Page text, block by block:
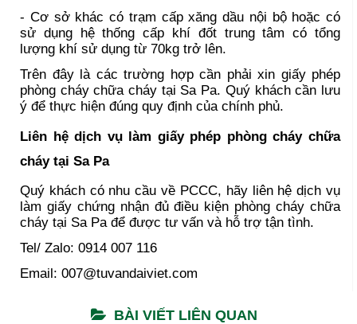
- Cơ sở khác có trạm cấp xăng dầu nội bộ hoặc có
sử dụng hệ thống cấp khí đốt trung tâm có tổng
lượng khí sử dụng từ 70kg trở lên.
Trên đây là các trường hợp cần phải xin giấy phép
phòng cháy chữa cháy tại Sa Pa. Quý khách cần lưu
ý để thực hiện đúng quy định của chính phủ.
Liên hệ dịch vụ làm giấy phép phòng cháy chữa
cháy tại Sa Pa
Quý khách có nhu cầu về PCCC, hãy liên hệ dịch vụ
làm giấy chứng nhận đủ điều kiện phòng cháy chữa
cháy tại Sa Pa để được tư vấn và hỗ trợ tận tình.
Tel/ Zalo: 0914 007 116
Email: 007@tuvandaiviet.com
BÀI VIẾT LIÊN QUAN